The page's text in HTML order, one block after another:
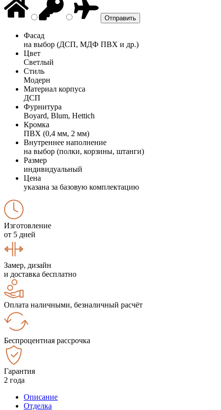
Фасад
на выбор (ДСП, МДФ ПВХ и др.)
Цвет
Светлый
Стиль
Модерн
Материал корпуса
ДСП
Фурнитура
Boyard, Blum, Hettich
Кромка
ПВХ (0,4 мм, 2 мм)
Внутреннее наполнение
на выбор (полки, корзины, штанги)
Размер
индивидуальный
Цена
указана за базовую комплектацию
Изготовление
от 5 дней
Замер, дизайн
и доставка бесплатно
Оплата наличными, безналичный расчёт
Беспроцентная рассрочка
Гарантия
2 года
Описание
Отделка